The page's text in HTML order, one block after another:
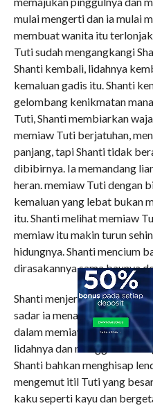
mulai mengerti dan ia mulai
membuat wanita itu
Tuti sudah mengangkangi
Shanti kembali, lidahnya
kemaluan gadis itu. Shanti
gelombang kenikmatan
Tuti, Shanti membiarkan
memiaw Tuti berjatuhan,
panjang, tapi Shanti tidak
dibibirnya. Ia memandang
heran. memiaw Tuti dengan
kemaluan yang lebat bukan
itu. Shanti melihat memiaw
memiaw itu makin turun
hidungnya. Shanti mencium
dirasakannya sama baunya
Shanti menjerit tertahan
sadar ia menarik bokong
dalam memiaw wanita itu,
lidahnya dan menggumuli
Shanti bahkan menghisap
mengemut itil Tuti yang
kaku seperti kayu dan